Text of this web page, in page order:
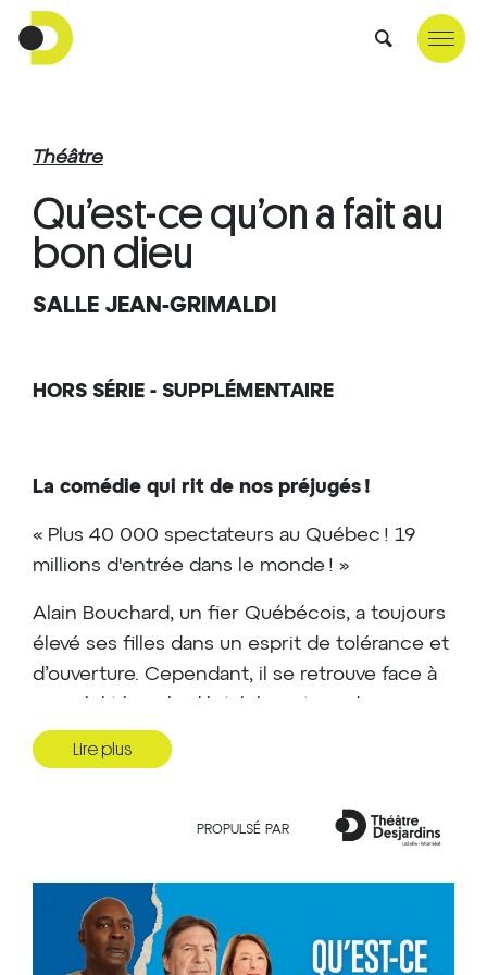
PROPULSÉ PAR
Qu’est-ce qu’on a fait au
bon dieu
Théâtre
SALLE JEAN-GRIMALDI
HORS SÉRIE - SUPPLÉMENTAIRE
La comédie qui rit de nos préjugés !
« Plus 40 000 spectateurs au Québec ! 19
millions d'entrée dans le monde ! »
Alain Bouchard, un fier Québécois, a toujours
élevé ses filles dans un esprit de tolérance et
d’ouverture. Cependant, il se retrouve face à
quatre filles sont en couple avec des
hommes d’origines différentes. Chaque
rempli de malentendus et de tensions qui
restaurer la paix et la joie dans leur foyer,
Marie, la femme d’Alain, propose une grande
réunion de Noël. Alain y voit une dernière
Lire plus